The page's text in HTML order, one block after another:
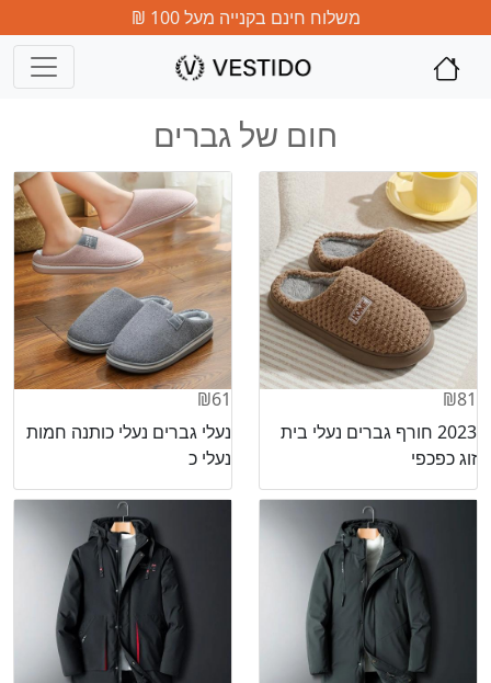
משלוח חינם בקנייה מעל 100 ₪
חום של גברים
₪81
2023 חורף גברים נעלי בית
זוג כפכפי
₪61
נעלי גברים נעלי כותנה חמות
נעלי כ